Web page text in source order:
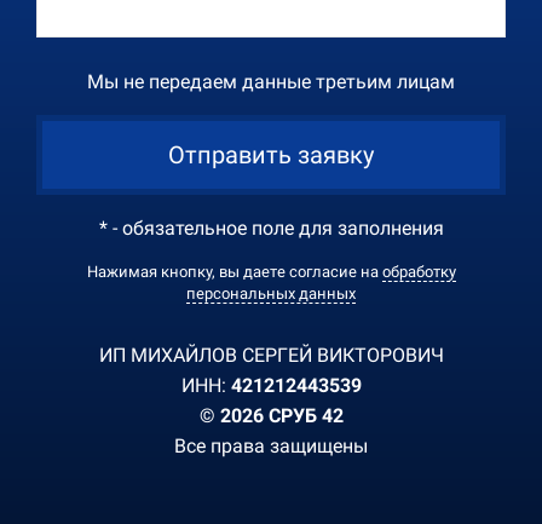
Мы не передаем данные третьим лицам
Отправить заявку
* - обязательное поле для заполнения
Нажимая кнопку, вы даете согласие на обработку
персональных данных
ИП МИХАЙЛОВ СЕРГЕЙ ВИКТОРОВИЧ
ИНН: 421212443539
© 2026 СРУБ 42
Все права защищены